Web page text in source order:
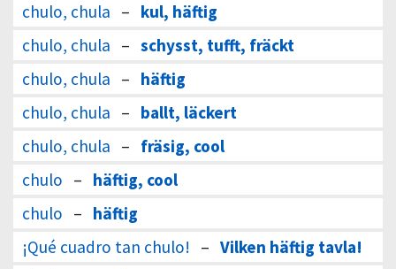
chulo, chula – kul, häftig
chulo, chula – schysst, tufft, fräckt
chulo, chula – häftig
chulo, chula – ballt, läckert
chulo, chula – fräsig, cool
chulo – häftig, cool
chulo – häftig
¡Qué cuadro tan chulo! – Vilken häftig tavla!